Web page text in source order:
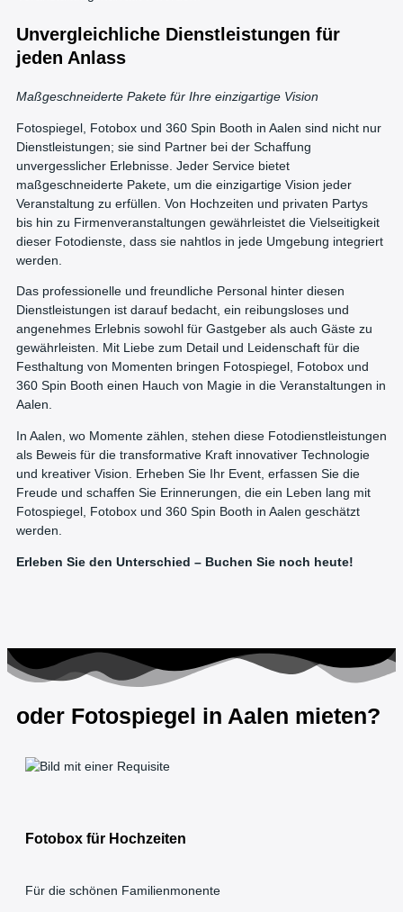
Unvergleichliche Dienstleistungen für
jeden Anlass
Maßgeschneiderte Pakete für Ihre einzigartige Vision
Fotospiegel, Fotobox und 360 Spin Booth in Aalen sind nicht nur
Dienstleistungen; sie sind Partner bei der Schaffung
unvergesslicher Erlebnisse. Jeder Service bietet
maßgeschneiderte Pakete, um die einzigartige Vision jeder
Veranstaltung zu erfüllen. Von Hochzeiten und privaten Partys
bis hin zu Firmenveranstaltungen gewährleistet die Vielseitigkeit
dieser Fotodienste, dass sie nahtlos in jede Umgebung integriert
werden.
Das professionelle und freundliche Personal hinter diesen
Dienstleistungen ist darauf bedacht, ein reibungsloses und
angenehmes Erlebnis sowohl für Gastgeber als auch Gäste zu
gewährleisten. Mit Liebe zum Detail und Leidenschaft für die
Festhaltung von Momenten bringen Fotospiegel, Fotobox und
360 Spin Booth einen Hauch von Magie in die Veranstaltungen in
Aalen.
In Aalen, wo Momente zählen, stehen diese Fotodienstleistungen
als Beweis für die transformative Kraft innovativer Technologie
und kreativer Vision. Erheben Sie Ihr Event, erfassen Sie die
Freude und schaffen Sie Erinnerungen, die ein Leben lang mit
Fotospiegel, Fotobox und 360 Spin Booth in Aalen geschätzt
werden.
Erleben Sie den Unterschied – Buchen Sie noch heute!
oder Fotospiegel in Aalen mieten?
Fotobox für Hochzeiten
Für die schönen Familienmonente